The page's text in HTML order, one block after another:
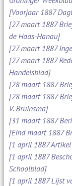
[Voorjaar 1887
[27 maart 1887
de Haas-Hanau]
[27 maart 1887
[27 maart 1887
Handelsblad]
[28 maart 1887
[28 maart 1887
V. Bruinsma]
[31 maart 1887
[Eind maart 1887
[1 april 1887
[1 april 1887
Schoolblad]
[1 april 1887 Lijst